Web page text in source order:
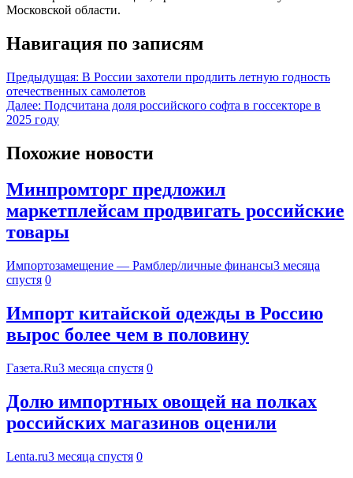
Московской области.
Навигация по записям
Предыдущая: В России захотели продлить летную годность
отечественных самолетов
Далее: Подсчитана доля российского софта в госсекторе в
2025 году
Похожие новости
Минпромторг предложил
маркетплейсам продвигать российские
товары
Импортозамещение — Рамблер/личные финансы3 месяца
спустя 0
Импорт китайской одежды в Россию
вырос более чем в половину
Газета.Ru3 месяца спустя 0
Долю импортных овощей на полках
российских магазинов оценили
Lenta.ru3 месяца спустя 0